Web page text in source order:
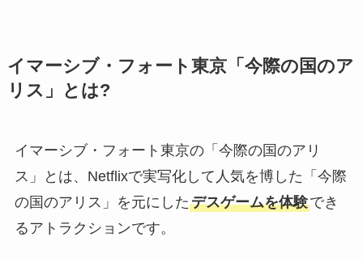
イマーシブ・フォート東京「今際の国のア
リス」とは?
イマーシブ・フォート東京の「今際の国のアリ
ス」とは、Netflixで実写化して人気を博した「今際
の国のアリス」を元にしたデスゲームを体験でき
るアトラクションです。